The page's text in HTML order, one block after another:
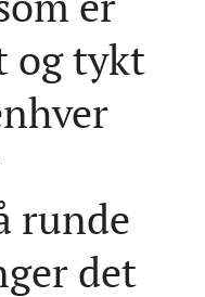
og tykt
runde
det